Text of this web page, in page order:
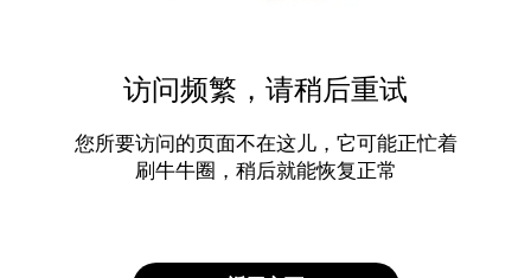
访问频繁，请稍后重试
您所要访问的页面不在这儿，它可能正忙着
刷牛牛圈，稍后就能恢复正常